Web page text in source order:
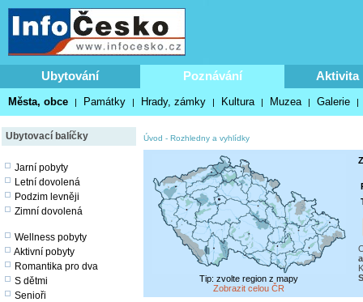
Ubytování Poznávání Aktivita
Města, obce | Památky | Hrady, zámky | Kultura | Muzea | Galerie |
Ubytovací balíčky
Jarní pobyty
Letní dovolená
Podzim levněji
Zimní dovolená
Wellness pobyty
Aktivní pobyty
Romantika pro dva
S dětmi
Senioři
Úvod - Rozhledny a vyhlídky
Tip: zvolte region z mapy
Zobrazit celou ČR